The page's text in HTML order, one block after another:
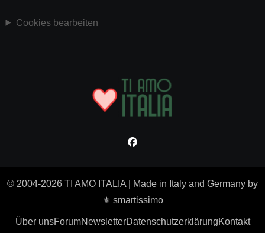
Cookies bearbeiten
© 2004-2026 TI AMO ITALIA
Made in Italy and Germany by
⚜ smartissimo
Über unsForumNewsletterDatenschutzerklärungKontakt